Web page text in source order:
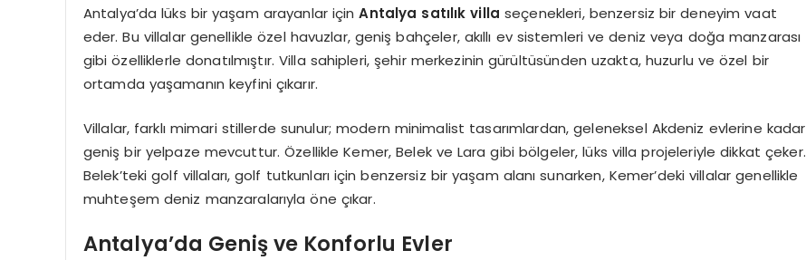
Antalya’da lüks bir yaşam arayanlar içinAntalya satılık villa seçenekleri, benzersiz bir deneyim vaat
eder. Bu villalar genellikle özel havuzlar, geniş bahçeler, akıllı ev sistemleri ve deniz veya doğa manzarası
gibi özelliklerle donatılmıştır. Villa sahipleri, şehir merkezinin gürültüsünden uzakta, huzurlu ve özel bir
ortamda yaşamanın keyfini çıkarır.
Villalar, farklı mimari stillerde sunulur; modern minimalist tasarımlardan, geleneksel Akdeniz evlerine kadar
geniş bir yelpaze mevcuttur. Özellikle Kemer, Belek ve Lara gibi bölgeler, lüks villa projeleriyle dikkat çeker.
Belek’teki golf villaları, golf tutkunları için benzersiz bir yaşam alanı sunarken, Kemer’deki villalar genellikle
muhteşem deniz manzaralarıyla öne çıkar.
Antalya’da Geniş ve Konforlu Evler